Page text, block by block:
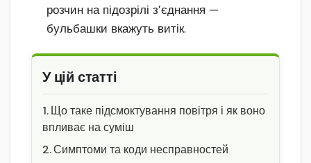
розчин на підозрілі з’єднання —
бульбашки вкажуть витік.
У цій статті
Що таке підсмоктування повітря і як воно
впливає на суміш
Симптоми та коди несправностей